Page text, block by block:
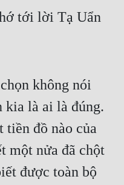
tới lời Tạ Uẩn
không nói
kia là ai là đúng.
tiền đồ nào của
một nửa đã chột
được toàn bộ